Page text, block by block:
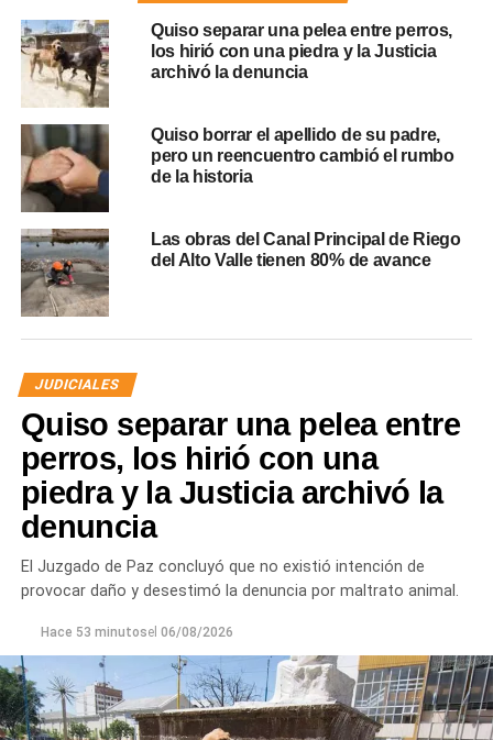
Quiso separar una pelea entre perros,
los hirió con una piedra y la Justicia
archivó la denuncia
Quiso borrar el apellido de su padre,
pero un reencuentro cambió el rumbo
de la historia
Las obras del Canal Principal de Riego
del Alto Valle tienen 80% de avance
JUDICIALES
Quiso separar una pelea entre
perros, los hirió con una
piedra y la Justicia archivó la
denuncia
El Juzgado de Paz concluyó que no existió intención de
provocar daño y desestimó la denuncia por maltrato animal.
Hace 53 minutosel 06/08/2026